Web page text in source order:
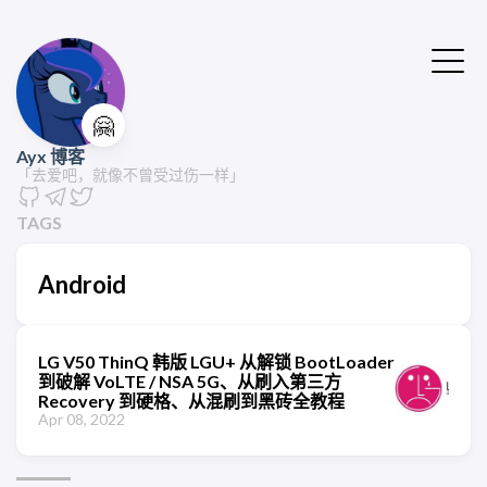
🤗
Ayx 博客
「去爱吧，就像不曾受过伤一样」
TAGS
Android
LG V50 ThinQ 韩版 LGU+ 从解锁 BootLoader
到破解 VoLTE / NSA 5G、从刷入第三方
Recovery 到硬格、从混刷到黑砖全教程
Apr 08, 2022